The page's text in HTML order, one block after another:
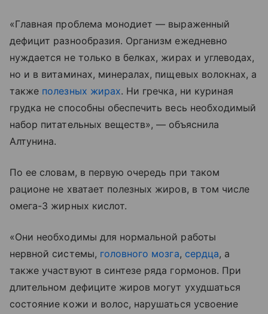
«Главная проблема монодиет — выраженный
дефицит разнообразия. Организм ежедневно
нуждается не только в белках, жирах и углеводах,
но и в витаминах, минералах, пищевых волокнах, а
также полезных жирах. Ни гречка, ни куриная
грудка не способны обеспечить весь необходимый
набор питательных веществ», — объяснила
Алтунина.
По ее словам, в первую очередь при таком
рационе не хватает полезных жиров, в том числе
омега-3 жирных кислот.
«Они необходимы для нормальной работы
нервной системы, головного мозга, сердца, а
также участвуют в синтезе ряда гормонов. При
длительном дефиците жиров могут ухудшаться
состояние кожи и волос, нарушаться усвоение